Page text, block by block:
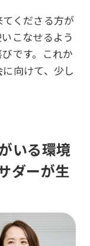
くださる方が
こなせるよう
です。これか
向けて、少し
いる環境
ダーが生